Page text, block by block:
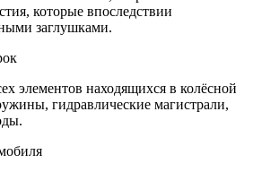
которые впоследствии
заглушками.
элементов находящихся в колёсной
гидравлические магистрали,